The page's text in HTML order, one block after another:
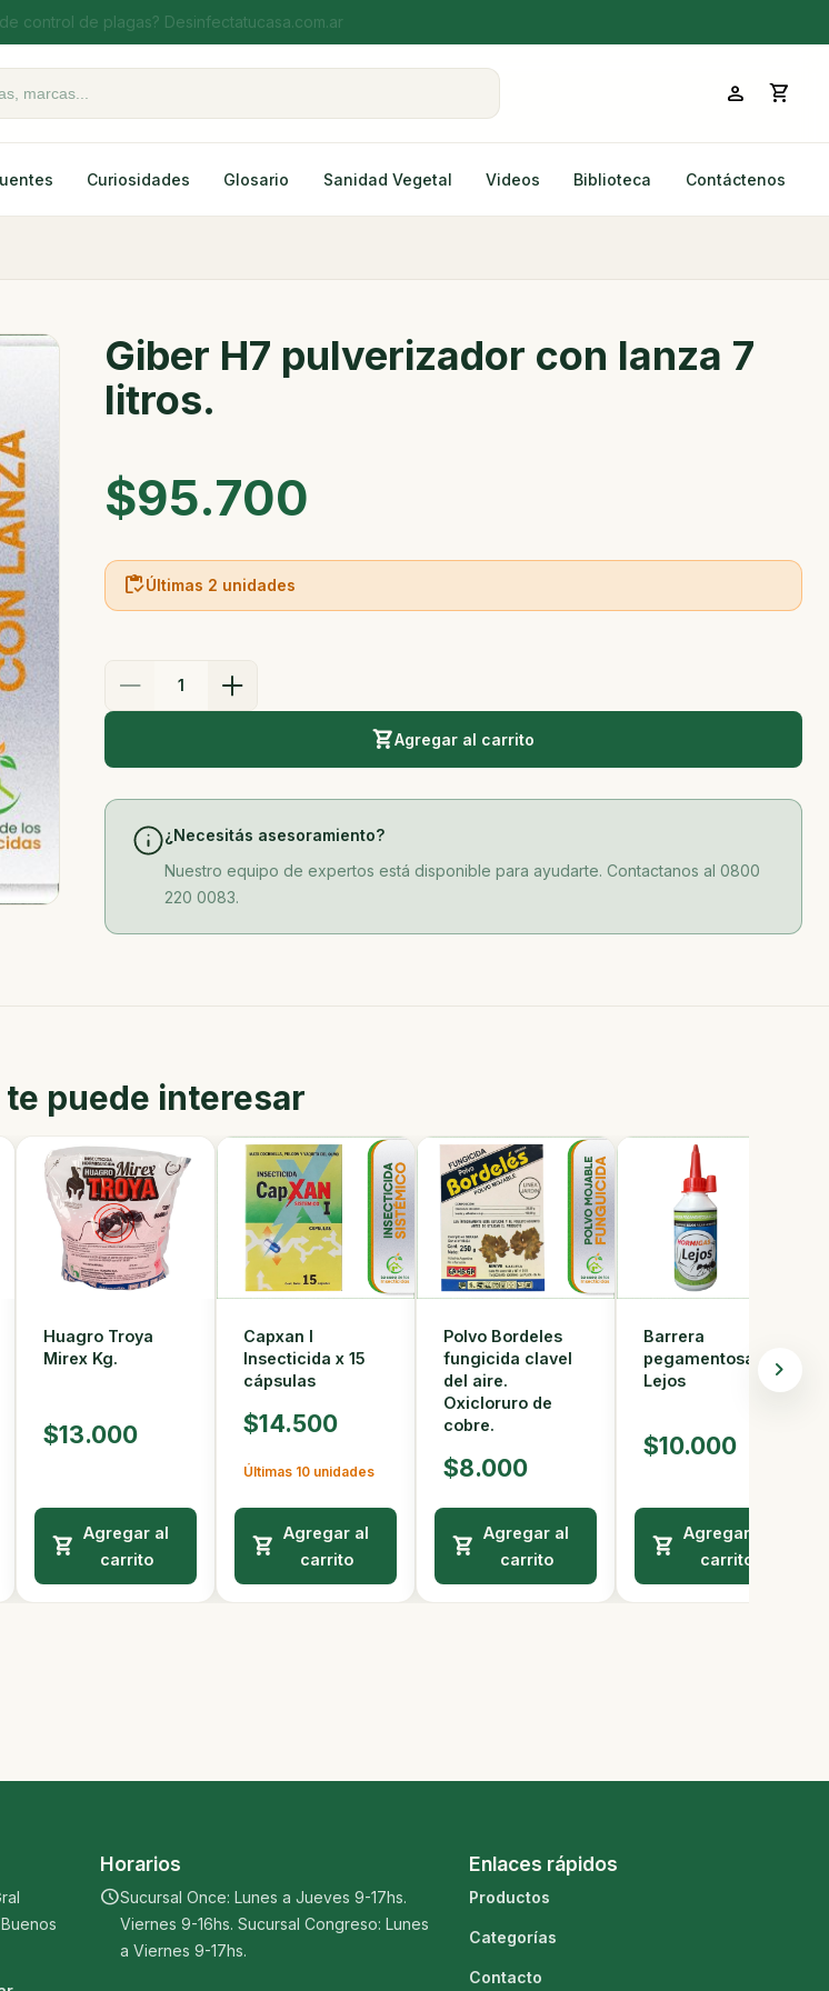
especial a Fumigadores
person shopping_cart
Curiosidades Glosario Sanidad Vegetal Videos Biblioteca Contáctenos
Giber H7 pulverizador con lanza 7
litros.
$95.700
inventoryÚltimas 2 unidades
1
Agregar al carrito
¿Necesitás asesoramiento?
Nuestro equipo de expertos está disponible para ayudarte. Contactanos al 0800
220 0083.
te puede interesar
Huagro Troya
Mirex Kg.
$13.000
Agregar al
carrito
Capxan I
Insecticida x 15
cápsulas
$14.500
Últimas 10 unidades
Agregar al
carrito
Polvo Bordeles
fungicida clavel
del aire.
Oxicloruro de
cobre.
$8.000
Agregar al
carrito
Barrera
pegamentosa
Lejos
$10.000
Agregar al
carrito
Horarios
scheduleSucursal Once: Lunes a Jueves 9-17hs.
Viernes 9-16hs. Sucursal Congreso: Lunes
a Viernes 9-17hs.
Enlaces rápidos
Productos
Categorías
Contacto